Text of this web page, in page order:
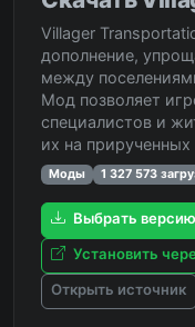
Villager
дополнение,
между
Мод позволяет
специалистов и
их на
Моды 1 327 573
Выбрать версию
Установить
Открыть источник